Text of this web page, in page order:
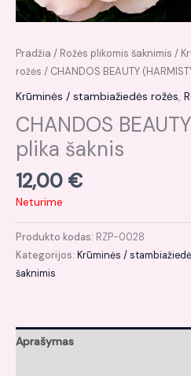
Pradžia / Rožės plikomis šaknimis /
rožės / CHANDOS BEAUTY
Krūminės / stambiažiedės rožės,
CHANDOS
plika šaknis
12,00 €
Neturime
Produkto kodas: RZP-0028
Kategorijos: Krūminės /
šaknimis
Aprašymas